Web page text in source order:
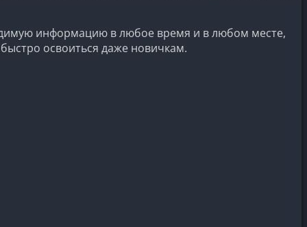
информацию в любое время и в любом месте,
освоиться даже новичкам.